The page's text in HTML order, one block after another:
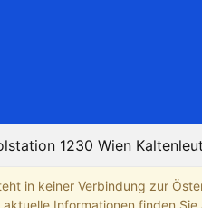
1230 Wien
in keiner Verbindung zur